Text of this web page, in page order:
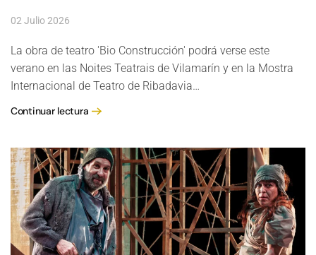
02 Julio 2026
La obra de teatro 'Bio Construcción' podrá verse este
verano en las Noites Teatrais de Vilamarín y en la Mostra
Internacional de Teatro de Ribadavia…
Continuar lectura